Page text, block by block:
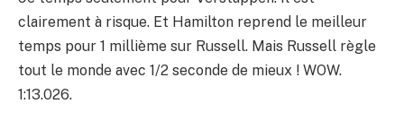
clairement à risque. Et Hamilton reprend le meilleur
temps pour 1 millième sur Russell. Mais Russell règle
tout le monde avec 1/2 seconde de mieux ! WOW.
1:13.026.